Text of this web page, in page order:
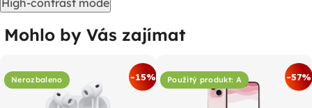
Mohlo by Vás zajímat
Nerozbaleno -15% Použitý produkt: A -57%